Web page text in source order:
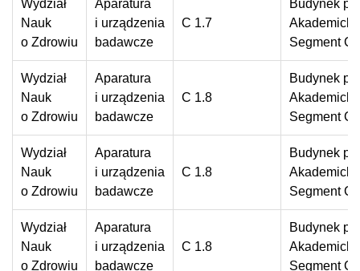
Wydział
Nauk
o Zdrowiu
Aparatura
i urządzenia
badawcze
C 1.7
Budynek
Segment C
Wydział
Nauk
o Zdrowiu
Aparatura
i urządzenia
badawcze
C 1.8
Budynek
Segment C
Wydział
Nauk
o Zdrowiu
Aparatura
i urządzenia
badawcze
C 1.8
Budynek
Segment C
Wydział
Nauk
o Zdrowiu
Aparatura
i urządzenia
badawcze
C 1.8
Budynek
Segment C